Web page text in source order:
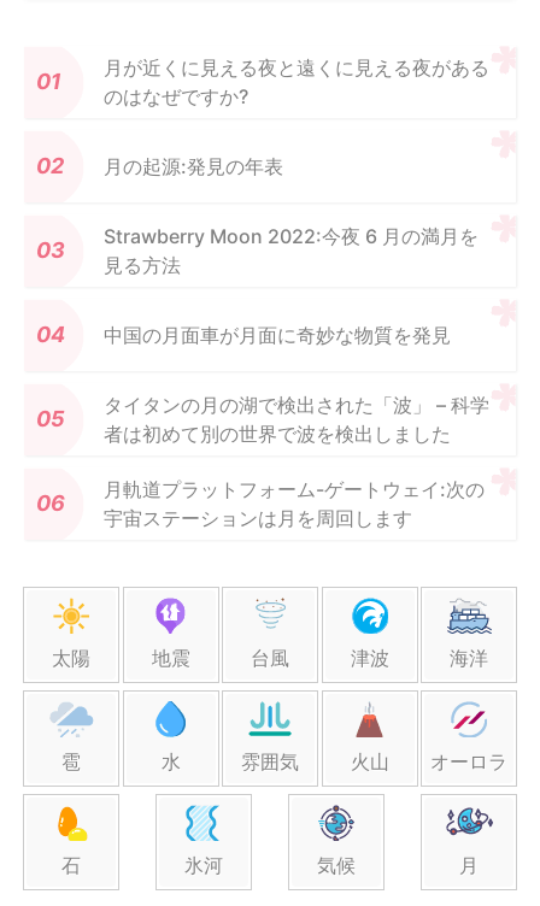
月が近くに見える夜と遠くに見える夜がある
のはなぜですか?
月の起源:発見の年表
Strawberry Moon 2022:今夜 6 月の満月を
見る方法
中国の月面車が月面に奇妙な物質を発見
タイタンの月の湖で検出された「波」 – 科学
者は初めて別の世界で波を検出しました
月軌道プラットフォーム-ゲートウェイ:次の
宇宙ステーションは月を周回します
太陽 地震 台風 津波 海洋
雹 水 雰囲気 火山 オーロラ
石 氷河 気候 月